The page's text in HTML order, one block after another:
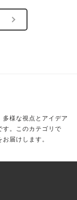
様な視点とアイデア
す。このカテゴリで
届けします。